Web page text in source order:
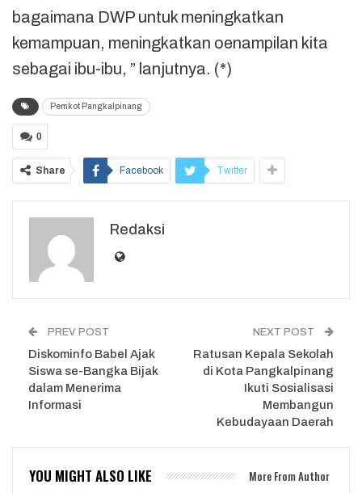
bagaimana DWP untuk meningkatkan
kemampuan, meningkatkan oenampilan kita
sebagai ibu-ibu, ” lanjutnya. (*)
Pemkot Pangkalpinang
0
Share Facebook Twitter
Redaksi
PREV POST
Diskominfo Babel Ajak
Siswa se-Bangka Bijak
dalam Menerima
Informasi
NEXT POST
Ratusan Kepala Sekolah
di Kota Pangkalpinang
Ikuti Sosialisasi
Membangun
Kebudayaan Daerah
YOU MIGHT ALSO LIKE More From Author